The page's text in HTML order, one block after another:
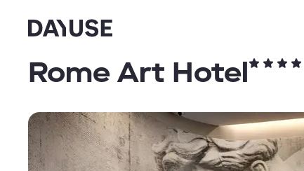
Dayuse
Rome Art Hotel